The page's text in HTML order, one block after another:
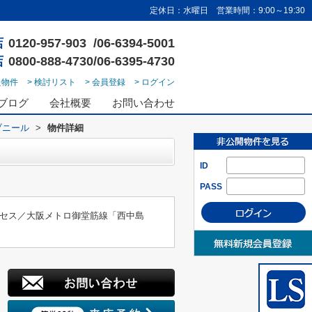
定休日：水曜日 営業時間：9:00～19:30
0120-957-903 /06-6394-5001
0800-888-4730/06-6395-4730
件 > 検討リスト > 会員登録 > ログイン
ログ 会社概要 お問い合わせ
ID
PASS
ール > 物件詳細
ス／大阪メトロ御堂筋線「西中島